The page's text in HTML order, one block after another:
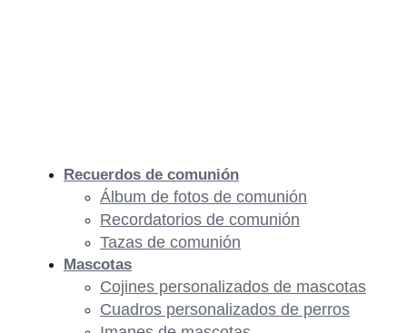
Recuerdos de comunión
Álbum de fotos de comunión
Recordatorios de comunión
Tazas de comunión
Mascotas
Cojines personalizados de mascotas
Cuadros personalizados de perros